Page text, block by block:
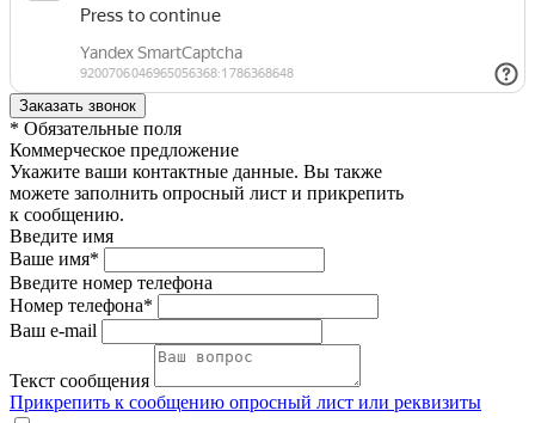
* Обязательные поля
Коммерческое предложение
Укажите ваши контактные данные. Вы также
можете заполнить опросный лист и прикрепить
к сообщению.
Введите имя
Ваше имя*
Введите номер телефона
Номер телефона*
Ваш e-mail
Текст сообщения
Прикрепить к сообщению опросный лист или реквизиты